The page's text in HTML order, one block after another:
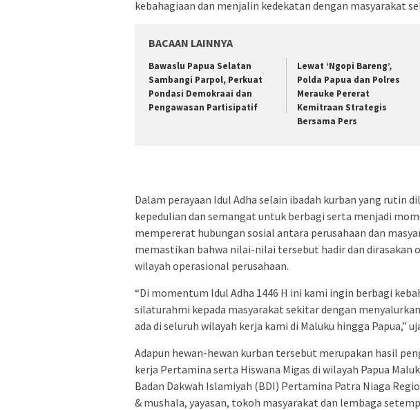
kebahagiaan dan menjalin kedekatan dengan masyarakat
BACAAN LAINNYA
Bawaslu Papua Selatan
Sambangi Parpol, Perkuat
Pondasi Demokraai dan
Pengawasan Partisipatif
Lewat ‘Ngopi Bareng’,
Polda Papua dan Polres
Merauke Pererat
Kemitraan Strategis
Bersama Pers
Dalam perayaan Idul Adha selain ibadah kurban yang rutin
kepedulian dan semangat untuk berbagi serta menjadi
mempererat hubungan sosial antara perusahaan dan
memastikan bahwa nilai-nilai tersebut hadir dan dirasakan
wilayah operasional perusahaan.
“Di momentum Idul Adha 1446 H ini kami ingin berbagi
silaturahmi kepada masyarakat sekitar dengan
ada di seluruh wilayah kerja kami di Maluku hingga Papua,”
Adapun hewan-hewan kurban tersebut merupakan hasil
kerja Pertamina serta Hiswana Migas di wilayah Papua
Badan Dakwah Islamiyah (BDI) Pertamina Patra Niaga
& mushala, yayasan, tokoh masyarakat dan lembaga